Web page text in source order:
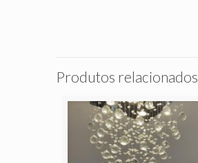
Produtos relacionados